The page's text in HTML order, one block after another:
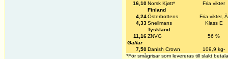
16,10Norsk Kjøtt*
Fria vikter
Finland
4,24Österbottens
Fria vikter, Ä
4,33Snellmans
Klass E
Tyskland
11,16ZNVG
56 %
Galtar
7,50Danish Crown
109,9 kg-
*För smågrisar som levereras till slakt